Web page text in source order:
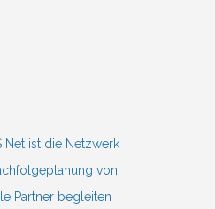
Net ist die Netzwerk
von
Partner begleiten